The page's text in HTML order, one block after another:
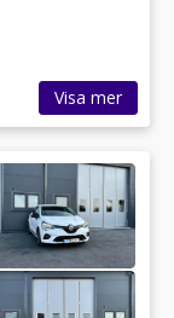
Visa mer